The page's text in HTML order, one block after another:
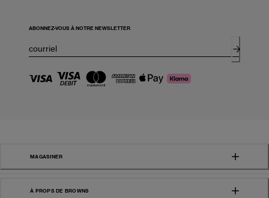
ABONNEZ-VOUS À NOTRE NEWSLETTER
MAGASINER
À PROPS DE BROWNS